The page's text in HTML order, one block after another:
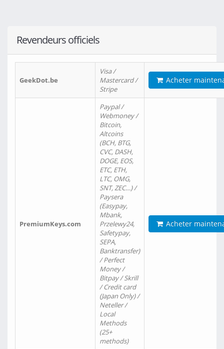
Revendeurs officiels
GeekDot.be
Visa /
Mastercard /
Stripe
Acheter
PremiumKeys.com
Paypal /
Webmoney /
Bitcoin,
Altcoins
(BCH, BTG,
CVC, DASH,
DOGE, EOS,
ETC, ETH,
LTC, OMG,
SNT, ZEC…) /
Paysera
(Easypay,
Mbank,
Przelewy24,
Safetypay,
SEPA,
Banktransfer)
/ Perfect
Money /
Bitpay / Skrill
/ Credit card
(Japan Only) /
Neteller /
Local
Methods
(25+
methods)
Acheter